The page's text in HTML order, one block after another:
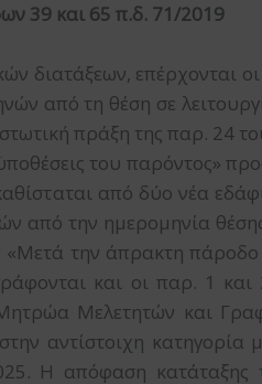
39 και 65 π.δ. 71/2019
διατάξεων, επέρχονται
από τη θέση σε
πράξη της παρ. 24
του παρόντος»
από δύο νέα
από την ημερομηνία
την άπρακτη πάροδο
και οι παρ. 1
Μητρώα Μελετητών και
αντίστοιχη κατηγορία
Η απόφαση κατάταξης